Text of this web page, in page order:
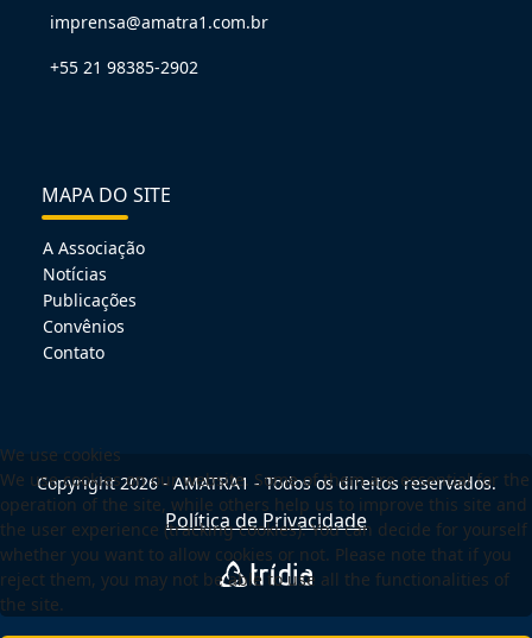
imprensa@amatra1.com.br
+55 21 98385-2902
MAPA DO SITE
A Associação
Notícias
Publicações
Convênios
Contato
Copyright 2026 - AMATRA1 - Todos os direitos reservados.
Política de Privacidade
We use cookies
We use cookies on our website. Some of them are essential for the
operation of the site, while others help us to improve this site and
the user experience (tracking cookies). You can decide for yourself
whether you want to allow cookies or not. Please note that if you
reject them, you may not be able to use all the functionalities of
the site.